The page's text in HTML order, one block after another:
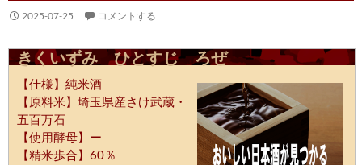
2025-07-25 コメントする
きくいずみ ひとすじ ろぜ
【仕様】純米酒
【原料米】埼玉県産さけ武蔵・
五百万石
【使用酵母】ー
【精米歩合】60％